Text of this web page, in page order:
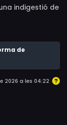
indigestió de
un episodi
Pasolini,
de
2026 a les 04:22